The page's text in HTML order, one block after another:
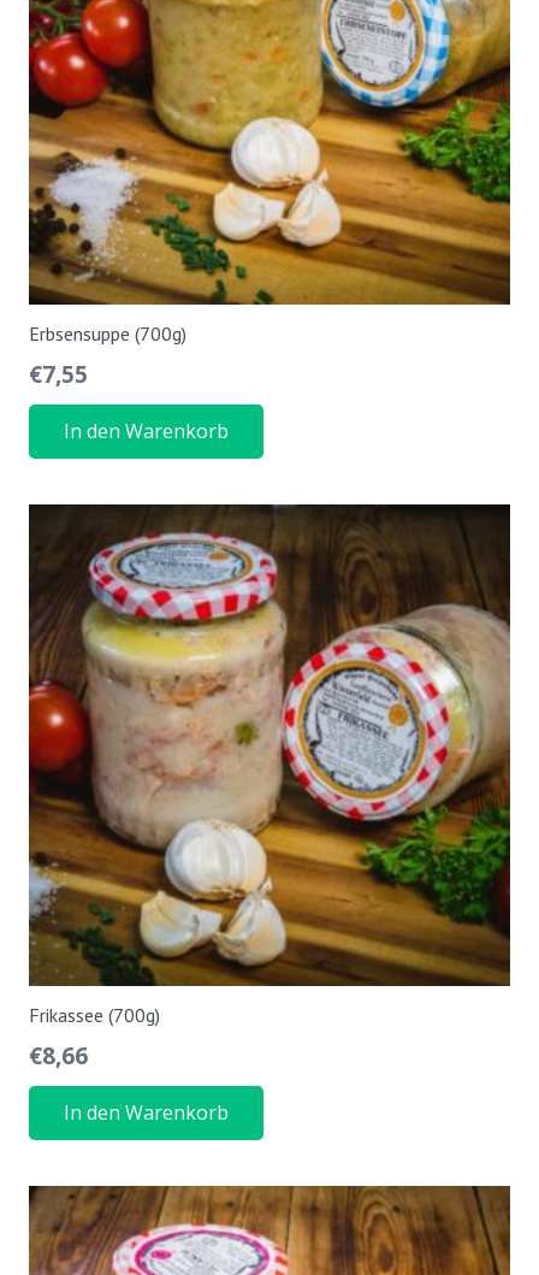
Erbsensuppe (700g)
€7,55
In den Warenkorb
Frikassee (700g)
€8,66
In den Warenkorb